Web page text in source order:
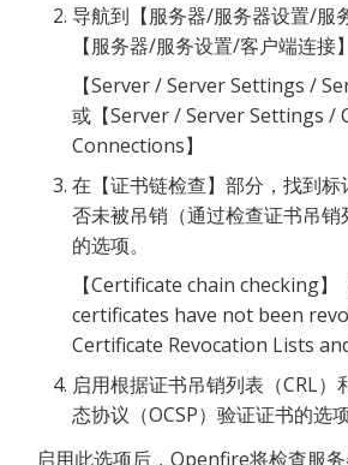
导航到【服务器/服务器设置/服
【服务器/服务设置/客户端连接】
【Server / Server Settings /
或【Server / Server Settings /
Connections】
在【证书链检查】部分，找到标
否未被吊销（通过检查证书吊销
的选项。
【Certificate chain checking
certificates have not been
Certificate Revocation Lists and
启用根据证书吊销列表（CRL）
态协议（OCSP）验证证书的选项
启用此选项后，Openfire将检查服